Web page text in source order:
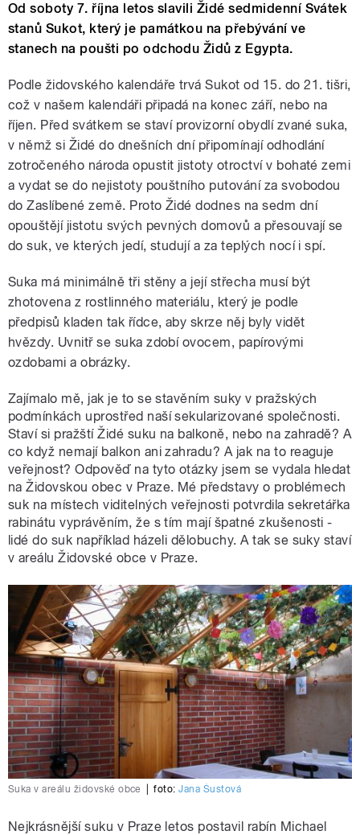
Od soboty 7. října letos slavili Židé sedmidenní Svátek
stanů Sukot, který je památkou na přebývání ve
stanech na poušti po odchodu Židů z Egypta.
Podle židovského kalendáře trvá Sukot od 15. do 21. tišri,
což v našem kalendáři připadá na konec září, nebo na
říjen. Před svátkem se staví provizorní obydlí zvané suka,
v němž si Židé do dnešních dní připomínají odhodlání
zotročeného národa opustit jistoty otroctví v bohaté zemi
a vydat se do nejistoty pouštního putování za svobodou
do Zaslíbené země. Proto Židé dodnes na sedm dní
opouštějí jistotu svých pevných domovů a přesouvají se
do suk, ve kterých jedí, studují a za teplých nocí i spí.
Suka má minimálně tři stěny a její střecha musí být
zhotovena z rostlinného materiálu, který je podle
předpisů kladen tak řídce, aby skrze něj byly vidět
hvězdy. Uvnitř se suka zdobí ovocem, papírovými
ozdobami a obrázky.
Zajímalo mě, jak je to se stavěním suky v pražských
podmínkách uprostřed naší sekularizované společnosti.
Staví si pražští Židé suku na balkoně, nebo na zahradě? A
co když nemají balkon ani zahradu? A jak na to reaguje
veřejnost? Odpověď na tyto otázky jsem se vydala hledat
na Židovskou obec v Praze. Mé představy o problémech
suk na místech viditelných veřejnosti potvrdila sekretářka
rabinátu vyprávěním, že s tím mají špatné zkušenosti -
lidé do suk například házeli dělobuchy. A tak se suky staví
v areálu Židovské obce v Praze.
Suka v areálu židovské obce foto:Jana Šustová
Nejkrásnější suku v Praze letos postavil rabín Michael